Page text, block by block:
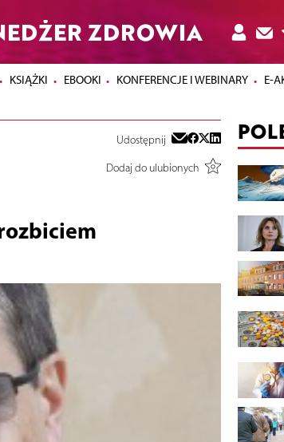
ZDROWIA
KSIĄŻKI EBOOKI KONFERENCJE I WEBINARY E-
Udostępnij
Dodaj do ulubionych